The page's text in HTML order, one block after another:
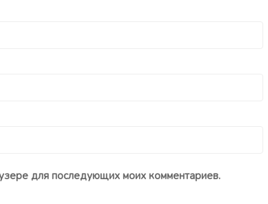
для последующих моих комментариев.